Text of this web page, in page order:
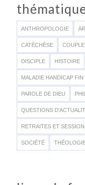
ANTHROPOLOGIE
CATÉCHÈSE
DISCIPLE HISTOIRE
MALADIE HANDICAP FIN
PAROLE DE DIEU
QUESTIONS
RETRAITES ET
SOCIÉTÉ